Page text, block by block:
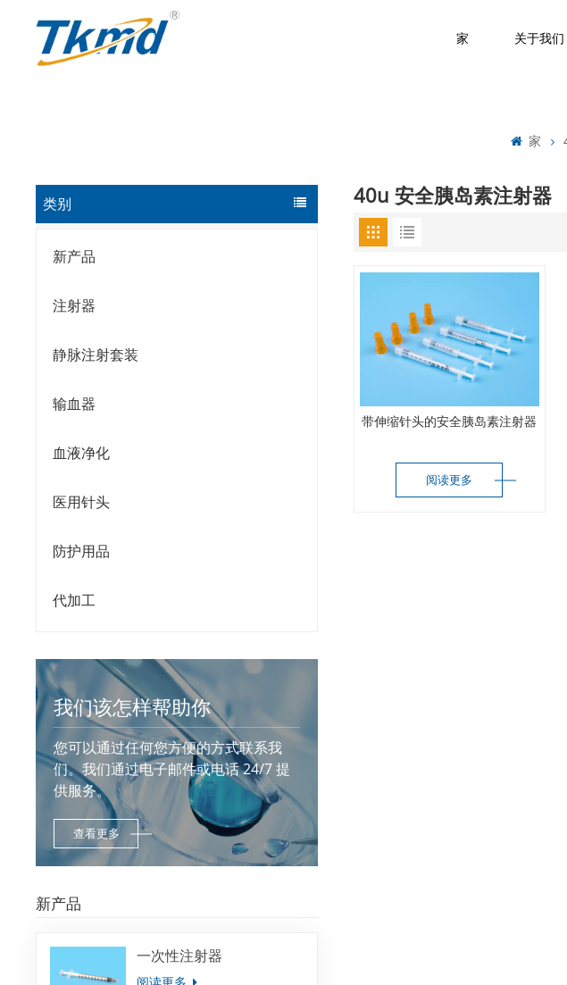
家 关于我们
家
类别
新产品
注射器
静脉注射套装
输血器
血液净化
医用针头
防护用品
代加工
我们该怎样帮助你
您可以通过任何您方便的方式联系我
们。我们通过电子邮件或电话 24/7 提
供服务。
查看更多
新产品
一次性注射器
阅读更多
40u 安全胰岛素注射器
带伸缩针头的安全胰岛素注射器
阅读更多